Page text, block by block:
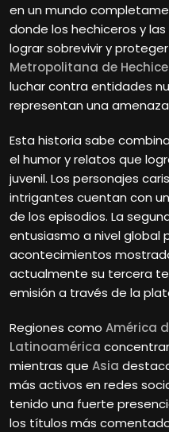
en un mundo
donde los hechiceros y
lograr sobrevivir y
Metropolitana de
luchar contra entidades
representan una
Esta historia sabe
el humor y relatos que
juvenil. Los personajes
intrigantes cuentan con
de los episodios. La
entusiasmo a nivel global
acontecimientos
actualmente su tercera
emisión a través de la
Regiones como América
Latinoamérica
mientras que Asia
más activos en redes
tenido una fuerte
los títulos más